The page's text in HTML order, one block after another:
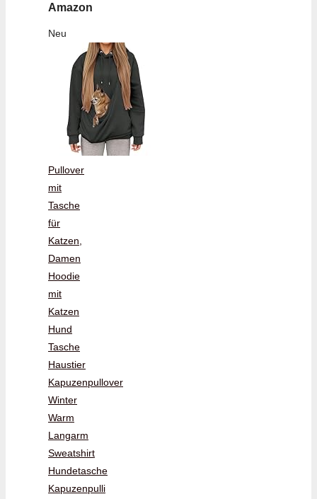
Amazon
Neu
Pullover
mit
Tasche
für
Katzen,
Damen
Hoodie
mit
Katzen
Hund
Tasche
Haustier
Kapuzenpullover
Winter
Warm
Langarm
Sweatshirt
Hundetasche
Kapuzenpulli